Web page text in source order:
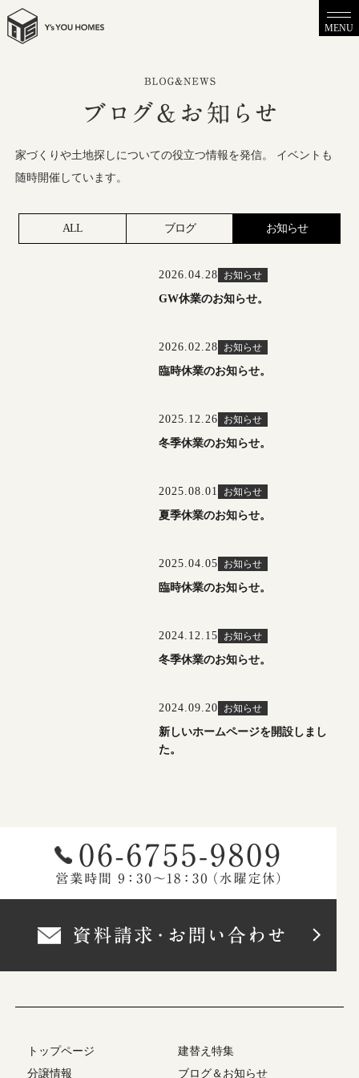
MENU
家づくりや土地探しについての役立つ情報を発信。
イベントも
随時開催しています。
ALL ブログ お知らせ
2026.04.28 お知らせ
GW休業のお知らせ。
2026.02.28 お知らせ
臨時休業のお知らせ。
2025.12.26 お知らせ
冬季休業のお知らせ。
2025.08.01 お知らせ
夏季休業のお知らせ。
2025.04.05 お知らせ
臨時休業のお知らせ。
2024.12.15 お知らせ
冬季休業のお知らせ。
2024.09.20 お知らせ
新しいホームページを開設しまし
た。
トップページ
建替え特集
分譲情報
ブログ＆お知らせ